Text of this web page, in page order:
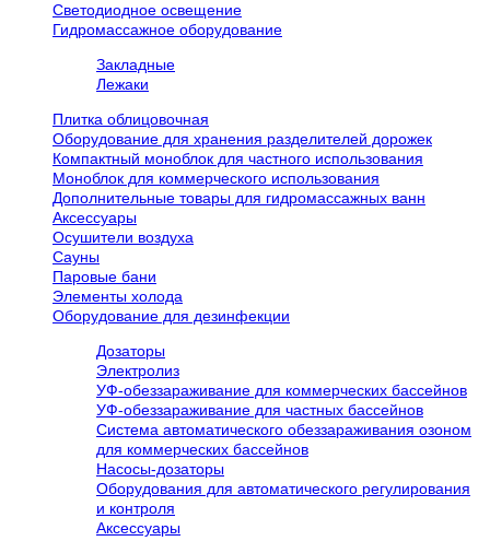
Светодиодное освещение
Гидромассажное оборудование
Закладные
Лежаки
Плитка облицовочная
Оборудование для хранения разделителей дорожек
Компактный моноблок для частного использования
Моноблок для коммерческого использования
Дополнительные товары для гидромассажных ванн
Аксессуары
Осушители воздуха
Сауны
Паровые бани
Элементы холода
Оборудование для дезинфекции
Дозаторы
Электролиз
УФ-обеззараживание для коммерческих бассейнов
УФ-обеззараживание для частных бассейнов
Система автоматического обеззараживания озоном
для коммерческих бассейнов
Насосы-дозаторы
Оборудования для автоматического регулирования
и контроля
Аксессуары